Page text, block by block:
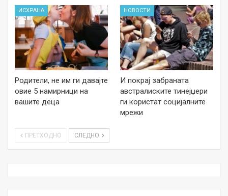
ИСХРАНА
Родители, не им ги давајте
овие 5 намирници на
вашите деца
НОВОСТИ
И покрај забраната
австралиските тинејџери
ги користат социјалните
мрежи
ПРЕТХОДНО СЛЕДНО